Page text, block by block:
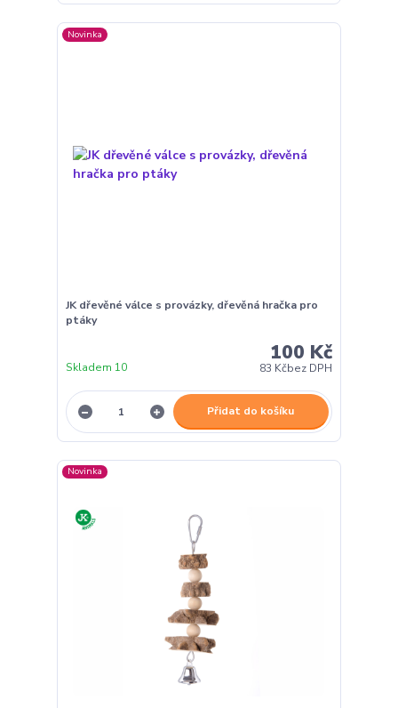
Novinka
JK dřevěné válce s provázky, dřevěná hračka pro
ptáky
100 Kč
83 Kčbez DPH
Skladem 10
Přidat do košíku
Novinka